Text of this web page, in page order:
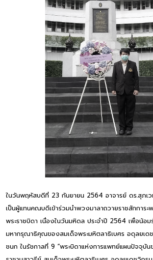
ในวันพฤหัสบดีที่ 23 กันยายน 2564 อาจารย์ ดร.สุภ
เป็นผู้แทนคณบดีเข้าร่วมนำพวงมาลาถวายราชสักการะ
พระราชบิดา เนื่องในวันมหิดล ประจำปี 2564 เพื่อน้อม
มหากรุณาธิคุณของสมเด็จพระมหิตลาธิเบศร อดุลยเด
ชนก ในรัชกาลที่ 9 “พระบิดาแห่งการแพทย์แผนปัจจุบั